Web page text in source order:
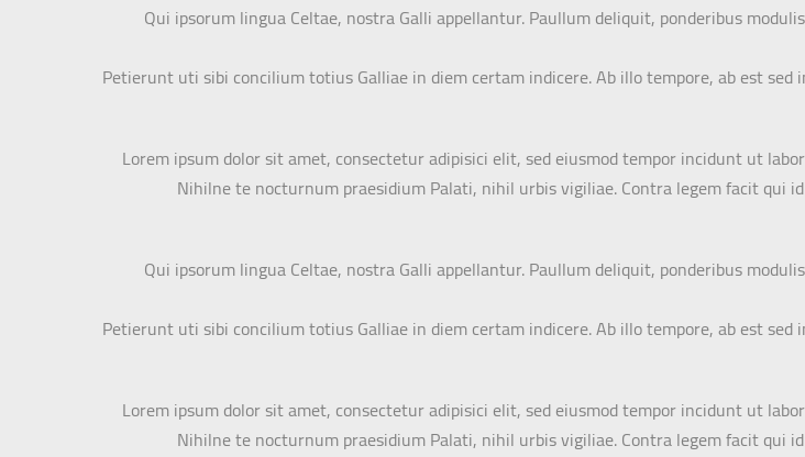
Qui ipsorum lingua Celtae, nostra Galli appellantur. Paullum deliquit, ponderibus
Petierunt uti sibi concilium totius Galliae in diem certam indicere. Ab illo tempore, ab est
Lorem ipsum dolor sit amet, consectetur adipisici elit, sed eiusmod tempor incidunt ut
Nihilne te nocturnum praesidium Palati, nihil urbis vigiliae. Contra legem facit qui
Qui ipsorum lingua Celtae, nostra Galli appellantur. Paullum deliquit, ponderibus
Petierunt uti sibi concilium totius Galliae in diem certam indicere. Ab illo tempore, ab est
Lorem ipsum dolor sit amet, consectetur adipisici elit, sed eiusmod tempor incidunt ut
Nihilne te nocturnum praesidium Palati, nihil urbis vigiliae. Contra legem facit qui